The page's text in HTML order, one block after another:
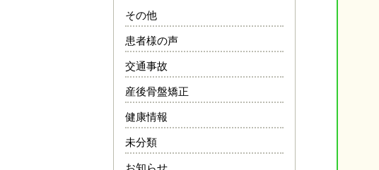
その他
患者様の声
交通事故
産後骨盤矯正
健康情報
未分類
お知らせ